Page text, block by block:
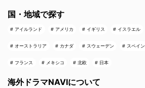
国・地域で探す
アイルランド アメリカ イギリス イスラエル
オーストラリア カナダ スウェーデン スペイン
フランス メキシコ 北欧 日本
海外ドラマNAVIについて